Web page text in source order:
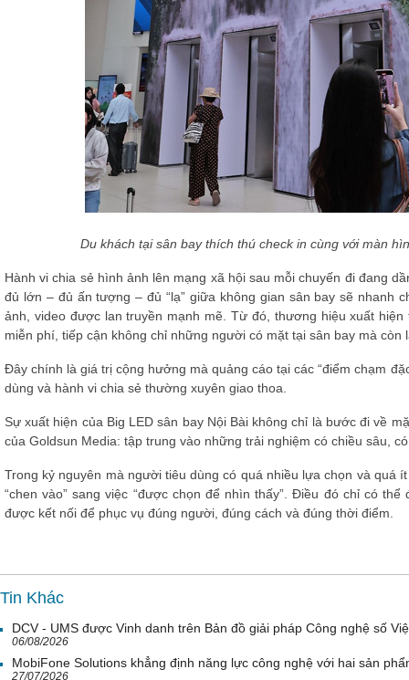
Du khách tại sân bay thích thú check in cùng với màn
Hành vi chia sẻ hình ảnh lên mạng xã hội sau mỗi chuyến đi đang
đủ lớn – đủ ấn tượng – đủ “lạ” giữa không gian sân bay sẽ nhanh
ảnh, video được lan truyền mạnh mẽ. Từ đó, thương hiệu xuất
miễn phí, tiếp cận không chỉ những người có mặt tại sân bay mà
Đây chính là giá trị cộng hưởng mà quảng cáo tại các “điểm chạm
dùng và hành vi chia sẻ thường xuyên giao thoa.
Sự xuất hiện của Big LED sân bay Nội Bài không chỉ là bước đi về
của Goldsun Media: tập trung vào những trải nghiệm có chiều sâu,
Trong kỷ nguyên mà người tiêu dùng có quá nhiều lựa chọn và quá
“chen vào” sang việc “được chọn để nhìn thấy”. Điều đó chỉ có
được kết nối để phục vụ đúng người, đúng cách và đúng thời điểm.
Tin Khác
DCV - UMS được Vinh danh trên Bản đồ giải pháp Công nghệ số
06/08/2026
MobiFone Solutions khẳng định năng lực công nghệ với hai sản
27/07/2026